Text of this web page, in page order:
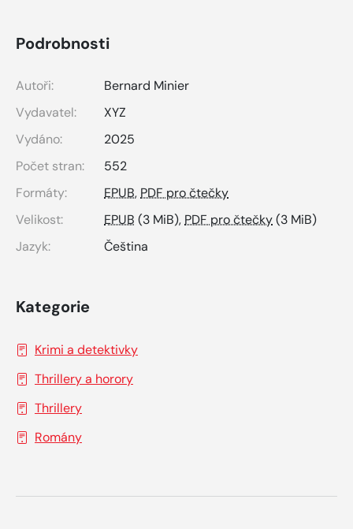
Podrobnosti
Autoři:
Bernard Minier
Vydavatel:
XYZ
Vydáno:
2025
Počet stran:
552
Formáty:
EPUB, PDF pro čtečky
Velikost:
EPUB (3 MiB), PDF pro čtečky(3 MiB)
Jazyk:
Čeština
Kategorie
Krimi a detektivky
Thrillery a horory
Thrillery
Romány